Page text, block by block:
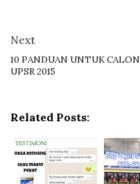
Next
10 PANDUAN UNTUK CALON
UPSR 2015
Related Posts: